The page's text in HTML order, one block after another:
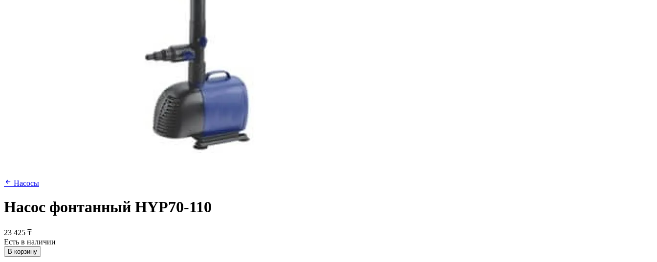
Насосы
Насос фонтанный HYP70-110
23 425 ₸
Есть в наличии
В корзину